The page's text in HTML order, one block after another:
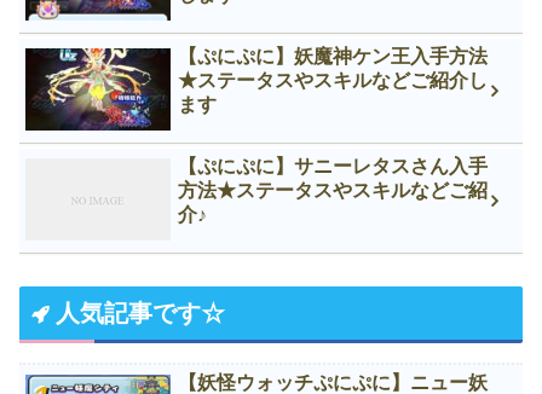
【ぷにぷに】妖魔神ケン王入手方法
★ステータスやスキルなどご紹介し
ます
【ぷにぷに】サニーレタスさん入手
方法★ステータスやスキルなどご紹
介♪
人気記事です☆
【妖怪ウォッチぷにぷに】ニュー妖